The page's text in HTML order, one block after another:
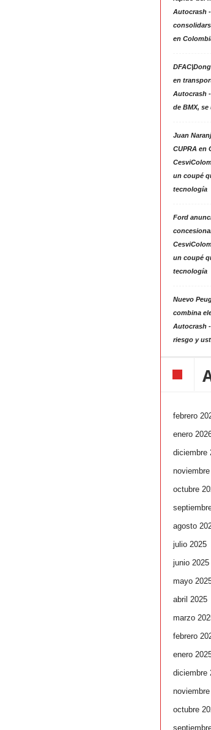
Autocrash
en
en
Autocrash
de BMX,
Juan
CUPRA en
un coupé
tecnología
Ford
un coupé
tecnología
Nuevo
combina
Autocrash
riesgo y
febrero
enero
diciembre
octubre
agosto
julio 2025
junio 2025
mayo
abril 2025
marzo
febrero
enero
diciembre
octubre